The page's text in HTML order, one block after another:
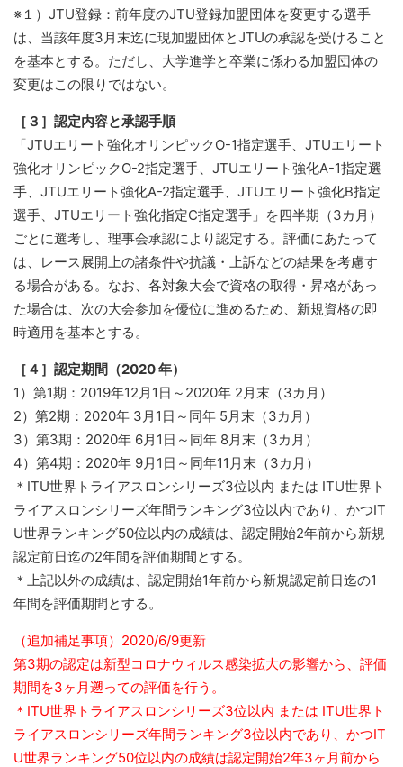
※１）JTU登録：前年度のJTU登録加盟団体を変更する選手
は、当該年度3月末迄に現加盟団体とJTUの承認を受けること
を基本とする。ただし、大学進学と卒業に係わる加盟団体の
変更はこの限りではない。
［３］認定内容と承認手順
「JTUエリート強化オリンピックO-1指定選手、JTUエリート
強化オリンピックO-2指定選手、JTUエリート強化A-1指定選
手、JTUエリート強化A-2指定選手、JTUエリート強化B指定
選手、JTUエリート強化指定C指定選手」を四半期（3カ月）
ごとに選考し、理事会承認により認定する。評価にあたって
は、レース展開上の諸条件や抗議・上訴などの結果を考慮す
る場合がある。なお、各対象大会で資格の取得・昇格があっ
た場合は、次の大会参加を優位に進めるため、新規資格の即
時適用を基本とする。
［４］認定期間（2020 年）
1）第1期：2019年12月1日～2020年 2月末（3カ月）
2）第2期：2020年 3月1日～同年 5月末（3カ月）
3）第3期：2020年 6月1日～同年 8月末（3カ月）
4）第4期：2020年 9月1日～同年11月末（3カ月）
＊ITU世界トライアスロンシリーズ3位以内 または ITU世界ト
ライアスロンシリーズ年間ランキング3位以内であり、かつIT
U世界ランキング50位以内の成績は、認定開始2年前から新規
認定前日迄の2年間を評価期間とする。
＊上記以外の成績は、認定開始1年前から新規認定前日迄の1
年間を評価期間とする。
（追加補足事項）2020/6/9更新
第3期の認定は新型コロナウィルス感染拡大の影響から、評価
期間を3ヶ月遡っての評価を行う。
＊ITU世界トライアスロンシリーズ3位以内 または ITU世界ト
ライアスロンシリーズ年間ランキング3位以内であり、かつIT
U世界ランキング50位以内の成績は認定開始2年3ヶ月前から